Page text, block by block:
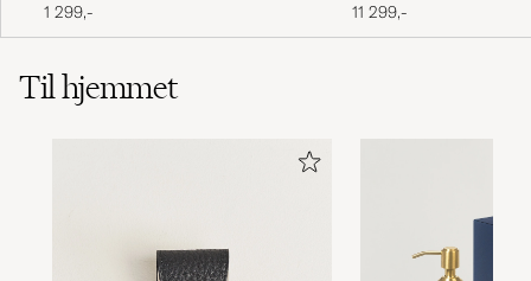
1 299,-
11 299,-
Til hjemmet